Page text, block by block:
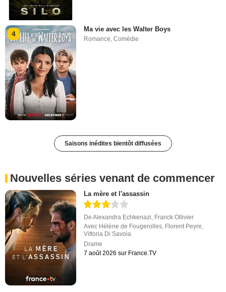
4
Ma vie avec les Walter Boys
Romance,Comédie
Saisons inédites bientôt diffusées
Nouvelles séries venant de commencer
La mère et l'assassin
DeAlexandra Echkenazi, Franck Ollivier
Avec Hélène de Fougerolles, Florent Peyre,
Vittoria Di Savoia
Drame
7 août 2026 sur France.TV